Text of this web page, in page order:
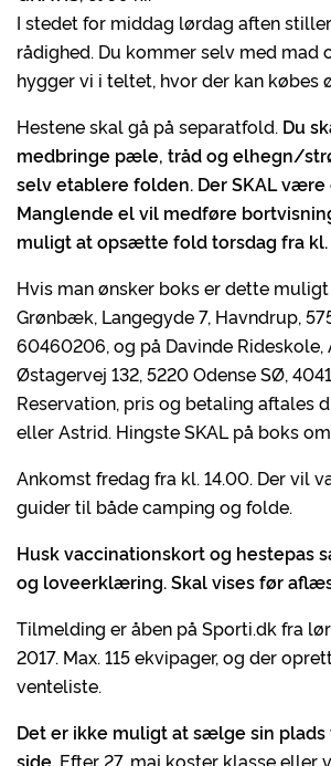
I stedet for middag lørdag aften
rådighed. Du kommer selv med mad
hygger vi i teltet, hvor der kan købes
Hestene skal gå på separatfold. Du
medbringe pæle, tråd og elhegn/
selv etablere folden. Der SKAL
Manglende el vil medføre
muligt at opsætte fold torsdag fra kl.
Hvis man ønsker boks er dette
Grønbæk, Langegyde 7, Havndrup,
60460206, og på Davinde Rideskole,
Østagervej 132, 5220 Odense SØ,
Reservation, pris og betaling aftales
eller Astrid. Hingste SKAL på boks
Ankomst fredag fra kl. 14.00. Der vil
guider til både camping og folde.
Husk vaccinationskort og hestepas
og loveerklæring. Skal vises før
Tilmelding er åben på Sporti.dk fra
2017. Max. 115 ekvipager, og der
venteliste.
Det er ikke muligt at sælge sin plads
side. Efter 27. maj koster klasse